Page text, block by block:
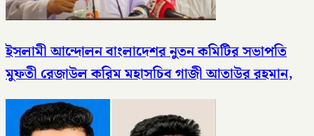
ইসলামী আন্দোলন বাংলাদেশর নুতন কমিটির সভাপতি
মুফতী রেজাউল করিম মহাসচিব গাজী আতাউর রহমান,